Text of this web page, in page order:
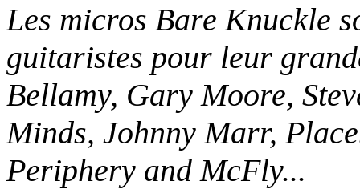
Les micros Bare Knuckle
guitaristes pour leur
Bellamy, Gary Moore,
Minds, Johnny Marr,
Periphery and McFly...